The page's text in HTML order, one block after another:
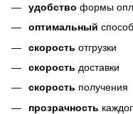
удобство формы
оптимальный
скорость отгрузки
скорость доставки
скорость получения
прозрачность